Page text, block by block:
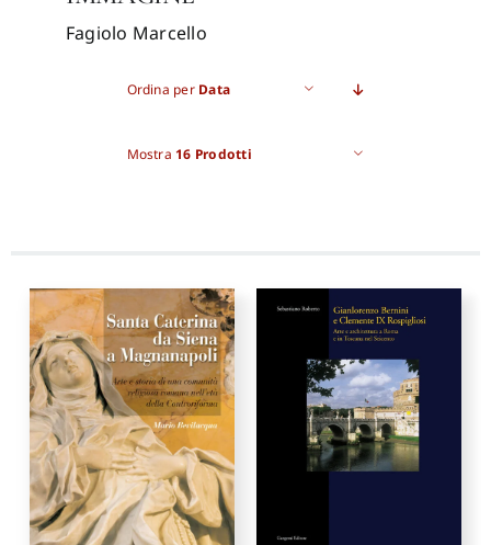
Fagiolo Marcello
Ordina per Data
Mostra 16 Prodotti